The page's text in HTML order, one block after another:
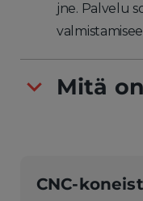
jne. Palvelu
Mitä
CNC-